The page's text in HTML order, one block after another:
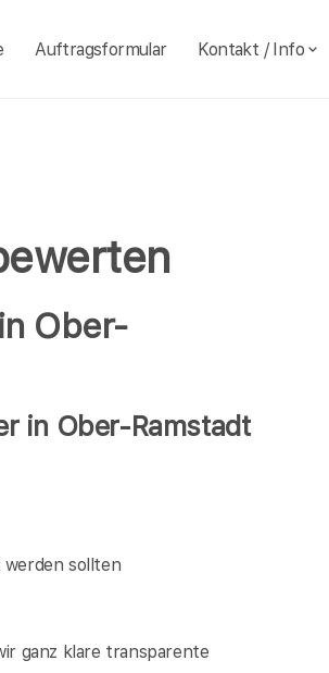
Auftragsformular Kontakt / Info
Ober-
in Ober-Ramstadt
werden sollten
ganz klare transparente